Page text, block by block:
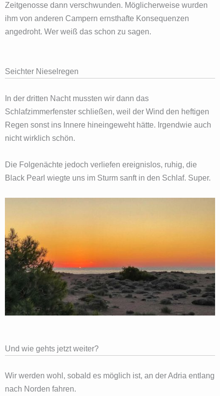
Zeitgenosse dann verschwunden. Möglicherweise wurden
ihm von anderen Campern ernsthafte Konsequenzen
angedroht. Wer weiß das schon zu sagen.
Seichter Nieselregen
In der dritten Nacht mussten wir dann das
Schlafzimmerfenster schließen, weil der Wind den heftigen
Regen sonst ins Innere hineingeweht hätte. Irgendwie auch
nicht wirklich schön.
Die Folgenächte jedoch verliefen ereignislos, ruhig, die
Black Pearl wiegte uns im Sturm sanft in den Schlaf. Super.
Und wie gehts jetzt weiter?
Wir werden wohl, sobald es möglich ist, an der Adria entlang
nach Norden fahren.